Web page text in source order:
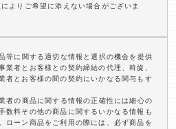
よりご希望に添えない場合がございま
等に関する適切な情報と選択の機会を提供
業者とお客様との契約締結の代理、斡旋、
者とお客様の間の契約にいかなる関与もす
者の商品に関する情報の正確性には細心の
数料その他の商品に関するいかなる情報も
ローン商品をご利用の際には、必ず商品を